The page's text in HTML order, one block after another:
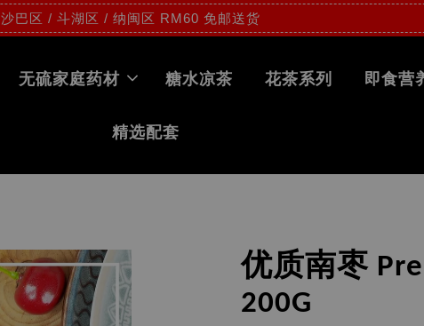
沙巴区 / 斗湖区 / 纳闽区 RM60 免邮送货
无硫家庭药材 糖水凉茶 花茶系列 即食营
精选配套
优质南枣
200G